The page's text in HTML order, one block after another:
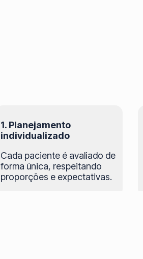
1. Planejamento
individualizado
Cada paciente é avaliado de
forma única, respeitando
proporções e expectativas.